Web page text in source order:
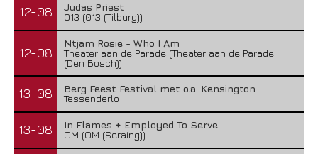
12-08
Judas Priest
013 (013 (Tilburg))
12-08
Ntjam Rosie - Who I Am
Theater aan de Parade (Theater aan de Parade
(Den Bosch))
13-08
Berg Feest Festival met o.a. Kensington
Tessenderlo
13-08
In Flames + Employed To Serve
OM (OM (Seraing))